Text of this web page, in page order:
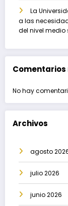
La
a las
del nivel medio
No hay
Archivos
agosto
julio 2026
junio 2026